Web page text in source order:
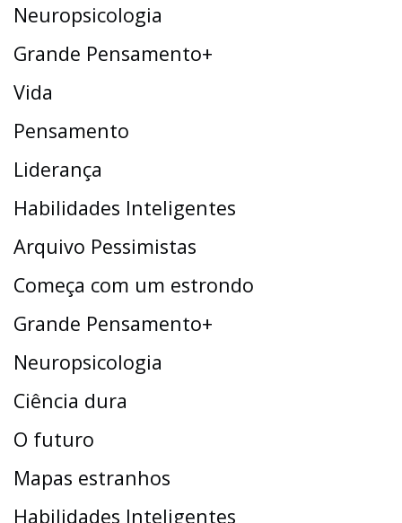
Neuropsicologia
Grande Pensamento+
Vida
Pensamento
Liderança
Habilidades Inteligentes
Arquivo Pessimistas
Começa com um estrondo
Grande Pensamento+
Neuropsicologia
Ciência dura
O futuro
Mapas estranhos
Habilidades Inteligentes